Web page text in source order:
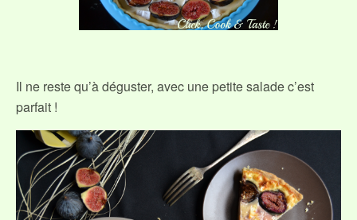
Il ne reste qu’à déguster, avec une petite salade c’est
parfait !